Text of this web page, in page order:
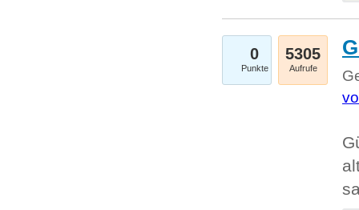
0
Punkte
5305
Aufrufe